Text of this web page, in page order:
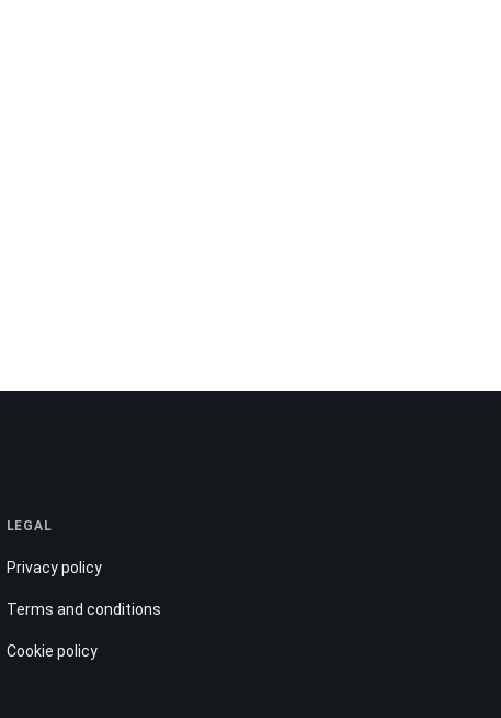
LEGAL
Privacy policy
Terms and conditions
Cookie policy